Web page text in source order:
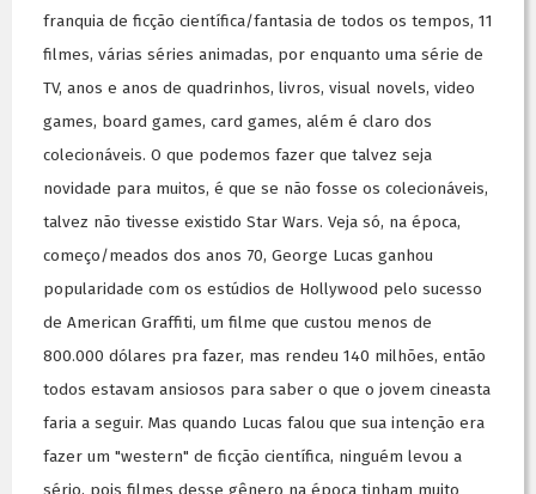
franquia de ficção científica/fantasia de todos os tempos, 11
filmes, várias séries animadas, por enquanto uma série de
TV, anos e anos de quadrinhos, livros, visual novels, video
games, board games, card games, além é claro dos
colecionáveis. O que podemos fazer que talvez seja
novidade para muitos, é que se não fosse os colecionáveis,
talvez não tivesse existido Star Wars. Veja só, na época,
começo/meados dos anos 70, George Lucas ganhou
popularidade com os estúdios de Hollywood pelo sucesso
de American Graffiti, um filme que custou menos de
800.000 dólares pra fazer, mas rendeu 140 milhões, então
todos estavam ansiosos para saber o que o jovem cineasta
faria a seguir. Mas quando Lucas falou que sua intenção era
fazer um "western" de ficção científica, ninguém levou a